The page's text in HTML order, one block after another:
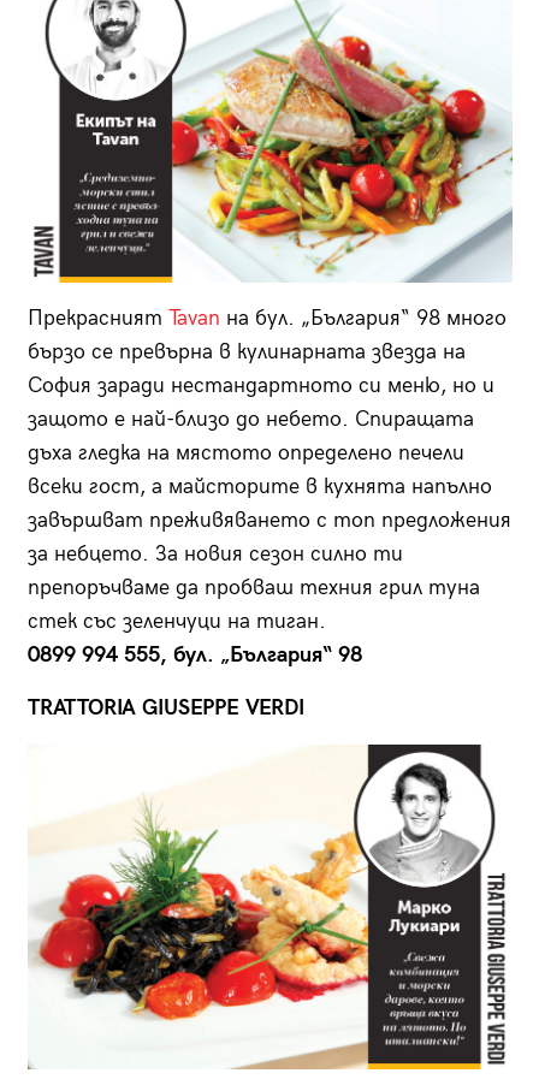
Прекрасният Tavan на бул. „България“ 98 много
бързо се превърна в кулинарната звезда на
София заради не­стандартното си меню, но и
защото е най-близо до небето. Спиращата
дъха гледка на мястото определено печели
всеки гост, а майсторите в кухнята напълно
завършват преживяването с топ предложения
за небцето. За новия сезон силно ти
препоръчваме да пробваш техния грил туна
стек със зеленчуци на тиган.
0899 994 555, бул. „България“ 98
TRATTORIA GIUSEPPE VERDI